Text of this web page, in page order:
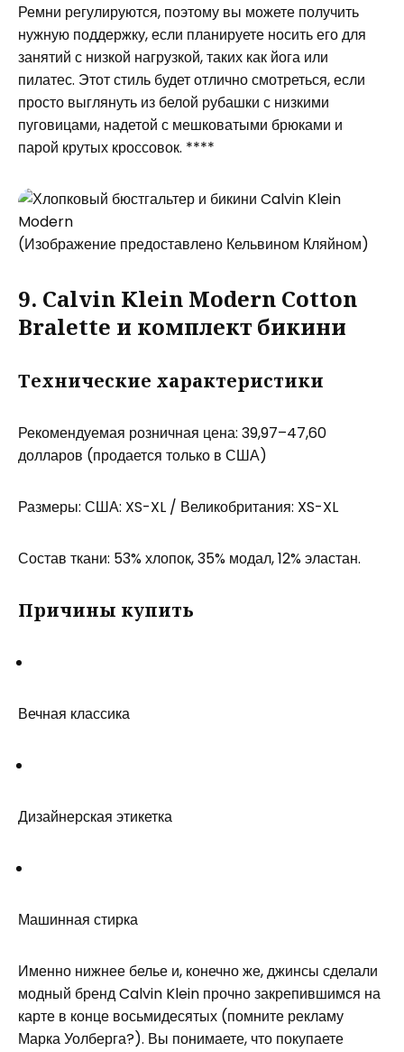
Ремни регулируются, поэтому вы можете получить
нужную поддержку, если планируете носить его для
занятий с низкой нагрузкой, таких как йога или
пилатес. Этот стиль будет отлично смотреться, если
просто выглянуть из белой рубашки с низкими
пуговицами, надетой с мешковатыми брюками и
парой крутых кроссовок. ****
(Изображение предоставлено Кельвином Кляйном)
9. Calvin Klein Modern Cotton
Bralette и комплект бикини
Технические характеристики
Рекомендуемая розничная цена: 39,97–47,60
долларов (продается только в США)
Размеры: США: XS-XL / Великобритания: XS-XL
Состав ткани: 53% хлопок, 35% модал, 12% эластан.
Причины купить
Вечная классика
Дизайнерская этикетка
Машинная стирка
Именно нижнее белье и, конечно же, джинсы сделали
модный бренд Calvin Klein прочно закрепившимся на
карте в конце восьмидесятых (помните рекламу
Марка Уолберга?). Вы понимаете, что покупаете